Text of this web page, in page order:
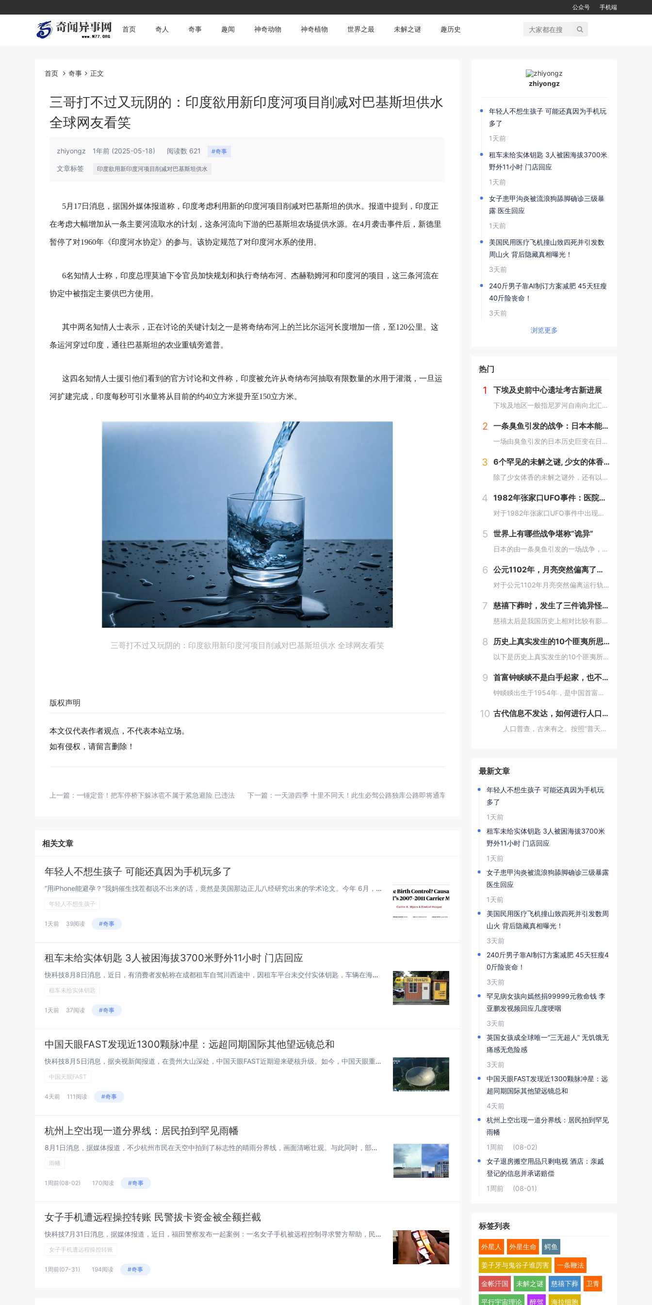
公众号 手机端
首页 奇人 奇事 趣闻 神奇动物 神奇植物 世界之最 未解之谜 趣历史
首页 奇事 正文
三哥打不过又玩阴的：印度欲用新印度河项目削减对巴基斯坦供水
全球网友看笑
zhiyongz 1年前 (2025-05-18) 阅读数 621 #奇事
文章标签 印度欲用新印度河项目削减对巴基斯坦供水
5月17日消息，据国外媒体报道称，印度考虑利用新的印度河项目削减对巴基斯坦的供水。 报道中提到，印度正
在考虑大幅增加从一条主要河流取水的计划，这条河流向下游的巴基斯坦农场提供水源。 在4月袭击事件后，新德里
暂停了对1960年《印度河水协定》的参与。该协定规范了对印度河水系的使用。
6名知情人士称，印度总理莫迪下令官员加快规划和执行奇纳布河、杰赫勒姆河和印度河的项目，这三条河流在
协定中被指定主要供巴方使用。
其中两名知情人士表示，正在讨论的关键计划之一是将奇纳布河上的兰比尔运河长度增加一倍，至120公里。这
条运河穿过印度，通往巴基斯坦的农业重镇旁遮普。
这四名知情人士援引他们看到的官方讨论和文件称，印度被允许从奇纳布河抽取有限数量的水用于灌溉，一旦运
河扩建完成，印度每秒可引水量将从目前的约40立方米提升至150立方米。
三哥打不过又玩阴的：印度欲用新印度河项目削减对巴基斯坦供水 全球网友看笑
版权声明
本文仅代表作者观点，不代表本站立场。
如有侵权，请留言删除！
上一篇： 一锤定音！把车停桥下躲冰雹不属于紧急避险 已违法 下一篇： 一天游四季 十里不同天！此生必驾公路独库公路即将通车
相关文章
年轻人不想生孩子 可能还真因为手机玩多了
“用iPhone能避孕？”我妈催生找茬都说不出来的话，竟然是美国那边正儿八经研究出来的学术论文。今年 6月，美国国家经济...
年轻人不想生孩子
1天前 39阅读 #奇事
租车未给实体钥匙 3人被困海拔3700米野外11小时 门店回应
快科技8月8日消息，近日，有消费者发帖称在成都租车自驾川西途中，因租车平台未交付实体钥匙，车辆在海拔约3700米处无法启...
租车未给实体钥匙
1天前 37阅读 #奇事
中国天眼FAST发现近1300颗脉冲星：远超同期国际其他望远镜总和
快科技8月5日消息，据央视新闻报道，在贵州大山深处，中国天眼FAST近期迎来硬核升级。如今，中国天眼重装上阵开启新一轮深...
中国天眼FAST
4天前 111阅读 #奇事
杭州上空出现一道分界线：居民拍到罕见雨幡
8月1日消息，据媒体报道，不少杭州市民在天空中拍到了标志性的晴雨分界线，画面清晰壮观。与此同时，部分区域还观测到罕见的雨...
雨幡
1周前(08-02) 170阅读 #奇事
女子手机遭远程操控转账 民警拔卡资金被全额拦截
快科技7月31日消息，据媒体报道，近日，福田警察发布一起案例：一名女子手机被远程控制寻求警方帮助，民警接过该女子手机后立...
女子手机遭远程操控转账
1周前(07-31) 194阅读 #奇事
zhiyongz
年轻人不想生孩子 可能还真因为手机玩
多了
1天前
租车未给实体钥匙 3人被困海拔3700米
野外11小时 门店回应
1天前
女子患甲沟炎被流浪狗舔脚确诊三级暴
露 医生回应
1天前
美国民用医疗飞机撞山致四死并引发数
周山火 背后隐藏真相曝光！
3天前
240斤男子靠AI制订方案减肥 45天狂瘦
40斤险丧命！
3天前
浏览更多
热门
1 下埃及史前中心遗址考古新进展
下埃及地区一般指尼罗河自南向北汇入地中海时在河口处形成的冲积平原地带，即尼罗河三角洲地区，与之相对应的是尼罗河河谷地带的上埃及地区。下埃及水系发达，水网密布，自史前时期就已有人类在此活动。然而，三角洲地区的地下水位较高，不利于地下文物的保存...
2 一条臭鱼引发的战争：日本本能寺之变，改写历史的诡异之战？
一场由臭鱼引发的日本历史巨变在日本历史上，有一场战争因其离奇的起因而备受瞩目，这便是1582年的本能寺之变。这场战争不仅彻底改变了日本的命运，更因其起因——一条臭鱼，而显得尤为诡异。当时，日本正处于战国时代，各大诸侯势力割据一方。而织田信长...
3 6个罕见的未解之谜, 少女的体香怎么回事?还有哪些？
除了少女体香的未解之谜外，还有以下较为罕见的未解之谜：1. **人体自燃现象**：在某些情况下，人体会莫名其妙地起火燃烧，而且火势凶猛，受害者往往在短时间内被严重烧伤甚至死亡。这种现象极其罕见且令人费解，因为人体本身通常不具备自燃的条件。一...
4 1982年张家口UFO事件：医院无故断电，多人见到奇怪的光，这事你怎么看？
对于1982年张家口UFO事件中出现的医院无故断电和多人见到奇怪的光这一现象，可以从以下几个角度来分析：1. **自然现象或天文现象误认的可能性**：- **大气光学现象**：自然界中存在着多种大气光学现象，如球状闪电、极光、海市蜃楼等。在...
5 世界上有哪些战争堪称“诡异”
日本的由一条臭鱼引发的一场战争，这场战争改变了日本的命运，起因居然是一条臭鱼，这是我认为最诡异的战争了。1582年，织田信长已经控制了以京都为中心的最富庶的半个日本，威望和势力都如日中天，统一日本只是个时间问题。信长也做好了消灭其他不服从命...
6 公元1102年，月亮突然偏离了运行轨道，向南移动，不久后又回到了原位这么离奇的事件你怎么看
对于公元1102年月亮突然偏离运行轨道向南移动后又回到原位这一事件，我们可以从科学和历史文化两个角度来分析：- **科学角度**：- **观测误差可能性**：古代的天文观测技术相对落后，缺乏高精度的观测仪器和科学的观测方法。人们对天体的观测...
7 慈禧下葬时，发生了三件诡异怪事，至今都存在疑虑！
慈禧太后是我国历史上相对比较有影响力的女人，她作为清朝末期的真正掌权者不仅用自己的实力证明了女人统治男人是很正常的事情而且还做了很多男人都想不到的决定。其实慈禧太后是我国历史上一个比较有争议的女人，也是一个影响历史的女人。慈禧太后作为清朝末...
8 历史上真实发生的10个匪夷所思的离奇事件，你知道几个？
以下是历史上真实发生的10个匪夷所思的离奇事件：1. **法国女子学校火灾事件**：2002年，沙特阿拉伯麦加的一所女子学校发生火灾，女学生们逃离时，在校门口巡逻的“宗教警察”竟以她们没有佩戴面纱、没穿伊斯兰传统服装为由阻止学生离开着火的教...
9 首富钟睒睒不是白手起家，也不是普通家庭
钟睒睒出生于1954年，是中国首富、农夫山泉创始人。网上都说钟睒睒是白手起家、普通家庭，但我不这么认为。你仔细看：背景：钟睒睒的父亲在浙东游击区做新闻宣传工作，建国后进入了《浙江日报》做编辑工作，还曾做过浙江人民广播电台政治宣传组负责人。钟...
10 古代信息不发达，如何进行人口普查，做到精准无误？折服古人智慧
人口普查，古来有之。按照“普天之下，莫非王土”的传统，将户籍统计纳入到细化准确这一办法，我国在世界历史上都属于遥遥领先者。那么在古代没有任何今天的完整统计技术，是怎么做到精确统计的呢？人口直接关系到兴...
最新文章
年轻人不想生孩子 可能还真因为手机玩
多了
1天前
租车未给实体钥匙 3人被困海拔3700米
野外11小时 门店回应
1天前
女子患甲沟炎被流浪狗舔脚确诊三级暴露
医生回应
1天前
美国民用医疗飞机撞山致四死并引发数周
山火 背后隐藏真相曝光！
3天前
240斤男子靠AI制订方案减肥 45天狂瘦4
0斤险丧命！
3天前
罕见病女孩向嫣然捐99999元救命钱 李
亚鹏发视频回应几度哽咽
3天前
英国女孩成全球唯一“三无超人” 无饥饿无
痛感无危险感
3天前
中国天眼FAST发现近1300颗脉冲星：远
超同期国际其他望远镜总和
4天前
杭州上空出现一道分界线：居民拍到罕见
雨幡
1周前
(08-02)
女子退房搬空用品只剩电视 酒店：亲戚
登记的信息并承诺赔偿
1周前
(08-01)
标签列表
外星人 外星生命 鳄鱼
姜子牙与鬼谷子谁厉害 一条鞭法
金帐汗国 未解之谜 慈禧下葬 卫青
平行宇宙理论 醉驾 海拉细胞